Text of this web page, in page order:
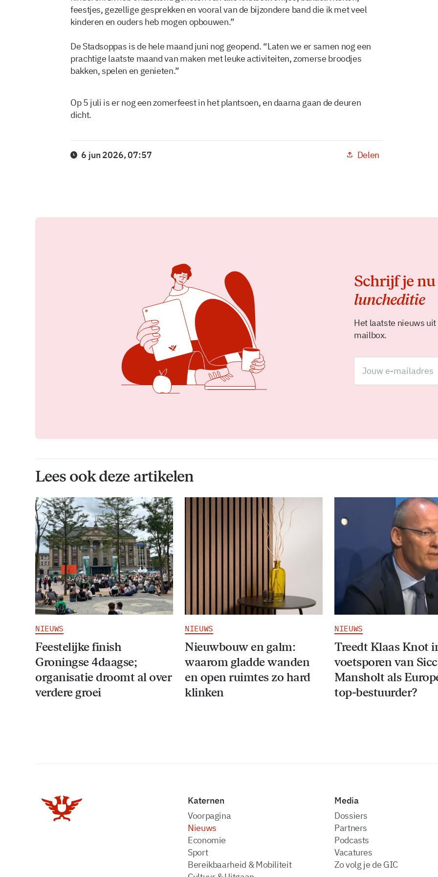
feestjes, gezellige gesprekken en vooral van de bijzondere band die ik met veel
kinderen en ouders heb mogen opbouwen.”
De Stadsoppas is de hele maand juni nog geopend. “Laten we er samen nog een
prachtige laatste maand van maken met leuke activiteiten, zomerse broodjes
bakken, spelen en genieten.”
Op 5 juli is er nog een zomerfeest in het plantsoen, en daarna gaan de deuren
dicht.
6 jun 2026, 07:57 Delen
Schrijf je
luncheditie
Het laatste nieuws
mailbox.
Lees ook deze artikelen
NIEUWS
Feestelijke finish
Groningse 4daagse;
organisatie droomt al over
verdere groei
NIEUWS
Nieuwbouw en galm:
waarom gladde wanden
en open ruimtes zo hard
klinken
NIEUWS
Treedt Klaas Knot
voetsporen van
Mansholt als
top-bestuurder?
Katernen
Voorpagina
Nieuws
Economie
Sport
Bereikbaarheid & Mobiliteit
Media
dossiers
partners
podcasts
vacatures
zo volg je de GIC